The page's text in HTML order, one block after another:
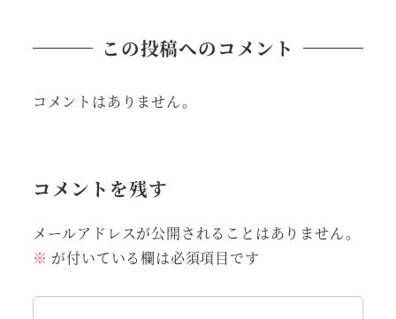
この投稿へのコメント
コメントはありません。
コメントを残す
メールアドレスが公開されることはありません。
※ が付いている欄は必須項目です